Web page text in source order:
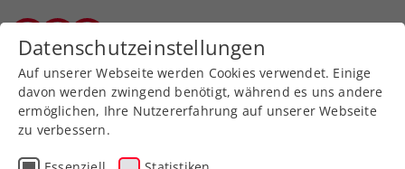
Zurück zur Newsübersicht
Davis Cup
Datenschutzeinstellungen
Auf unserer Webseite werden Cookies verwendet. Einige
davon werden zwingend benötigt, während es uns andere
ermöglichen, Ihre Nutzererfahrung auf unserer Webseite
zu verbessern.